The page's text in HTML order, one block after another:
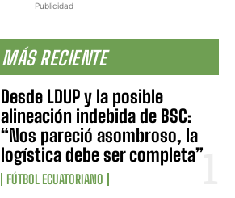
Publicidad
MÁS RECIENTE
Desde LDUP y la posible
alineación indebida de BSC:
“Nos pareció asombroso, la
logística debe ser completa”
FÚTBOL ECUATORIANO